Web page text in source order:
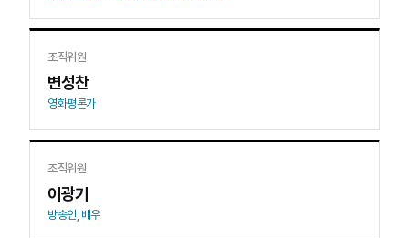
조직위원
변성찬
영화평론가
조직위원
이광기
방송인, 배우